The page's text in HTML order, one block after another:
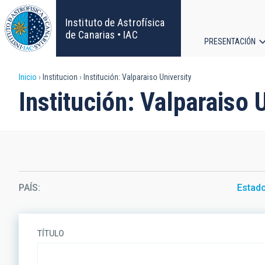
Pasar
al
contenido
principal
Instituto de Astrofísica
de Canarias • IAC
PRESENTACIÓN
Sobrescribir
enlaces
a
la
navegación
Inicio Institucion Institución: Valparaiso University
Institución: Valparaiso
PAÍS
TÍTULO